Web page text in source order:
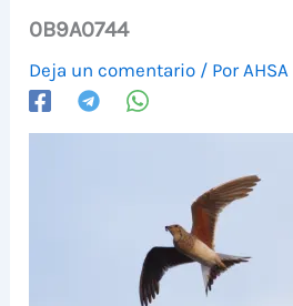
0B9A0744
Deja un comentario / Por AHSA